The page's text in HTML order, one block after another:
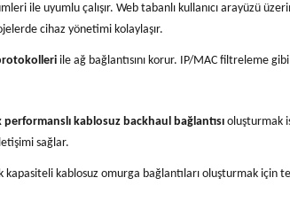
ile uyumlu çalışır. Web tabanlı kullanıcı arayüzü
cihaz yönetimi kolaylaşır.
ile ağ bağlantısını korur. IP/MAC filtreleme
performanslı kablosuz backhaul bağlantısıoluşturmak
sağlar.
kapasiteli kablosuz omurga bağlantıları oluşturmak